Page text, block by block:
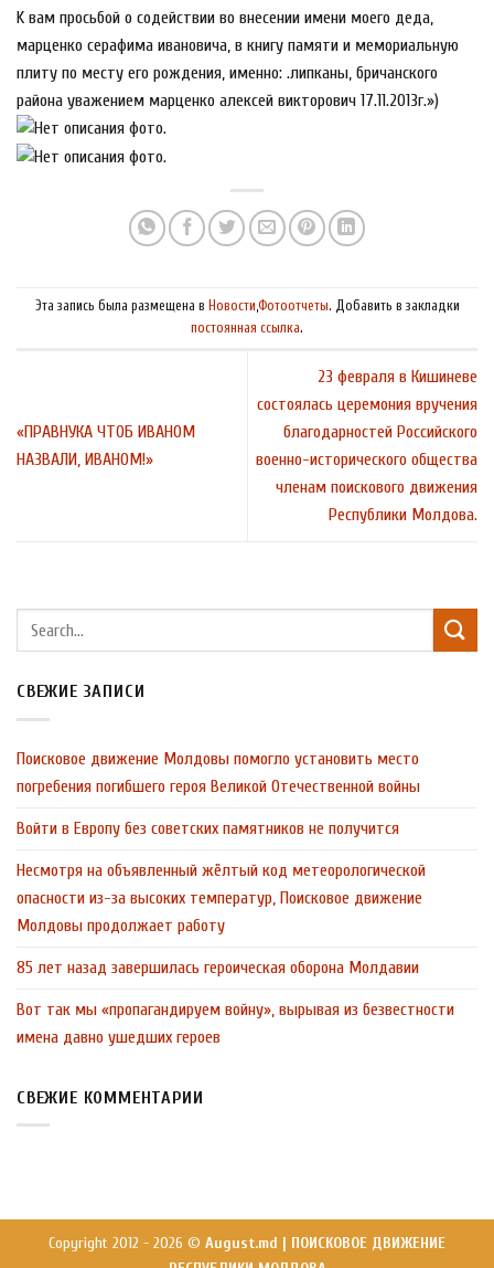
Эта запись была размещена в Новости,Фотоотчеты. Добавить в закладки
постоянная ссылка.
«ПРАВНУКА ЧТОБ ИВАНОМ
НАЗВАЛИ, ИВАНОМ!»
23 февраля в Кишиневе
состоялась церемония вручения
благодарностей Российского
военно-исторического общества
членам поискового движения
Республики Молдова.
СВЕЖИЕ ЗАПИСИ
Поисковое движение Молдовы помогло установить место
погребения погибшего героя Великой Отечественной войны
Войти в Европу без советских памятников не получится
Несмотря на объявленный жёлтый код метеорологической
опасности из-за высоких температур, Поисковое движение
Молдовы продолжает работу
85 лет назад завершилась героическая оборона Молдавии
Вот так мы «пропагандируем войну», вырывая из безвестности
имена давно ушедших героев
СВЕЖИЕ КОММЕНТАРИИ
Copyright 2012 - 2026 © August.md | ПОИСКОВОЕ ДВИЖЕНИЕ